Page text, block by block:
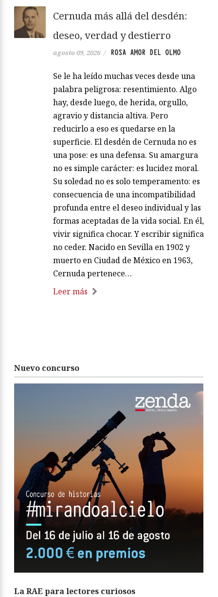
Cernuda más allá del desdén:
deseo, verdad y destierro
agosto 09, 2026 / ROSA AMOR DEL OLMO
Se le ha leído muchas veces desde una
palabra peligrosa: resentimiento. Algo
hay, desde luego, de herida, orgullo,
agravio y distancia altiva. Pero
reducirlo a eso es quedarse en la
superficie. El desdén de Cernuda no es
una pose: es una defensa. Su amargura
no es simple carácter: es lucidez moral.
Su soledad no es solo temperamento: es
consecuencia de una incompatibilidad
profunda entre el deseo individual y las
formas aceptadas de la vida social. En él,
vivir significa chocar. Y escribir significa
no ceder. Nacido en Sevilla en 1902 y
muerto en Ciudad de México en 1963,
Cernuda pertenece…
Leer más
Nuevo concurso
La RAE para lectores curiosos